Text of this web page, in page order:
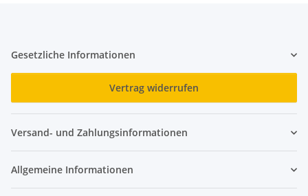
Gesetzliche Informationen
Vertrag widerrufen
Versand- und Zahlungsinformationen
Allgemeine Informationen